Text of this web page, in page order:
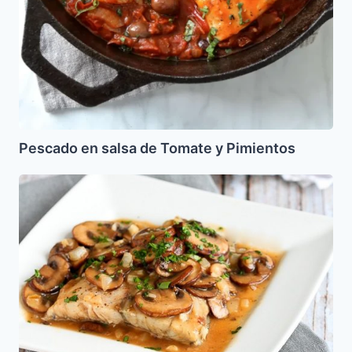
Pescado en salsa de Tomate y Pimientos
Churrasco
Robalo
al
Ajillo
con
Champiñones